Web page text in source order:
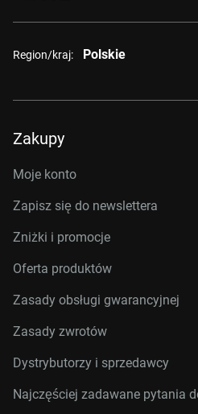
Region/kraj: Polskie
Zakupy
Moje konto
Zapisz się do newslettera
Zniżki i promocje
Oferta produktów
Zasady obsługi gwarancyjnej
Zasady zwrotów
Dystrybutorzy i sprzedawcy
Najczęściej zadawane pytania